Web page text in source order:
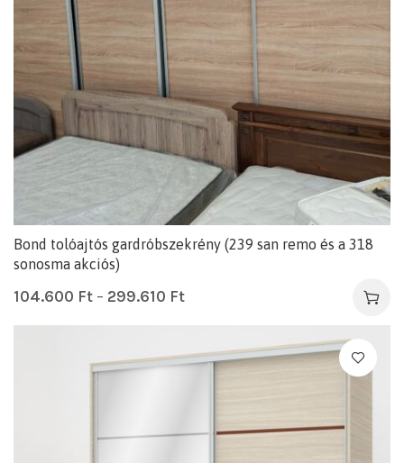
Bond tolóajtós gardróbszekrény (239 san remo és a 318
sonosma akciós)
104.600 Ft – 299.610 Ft